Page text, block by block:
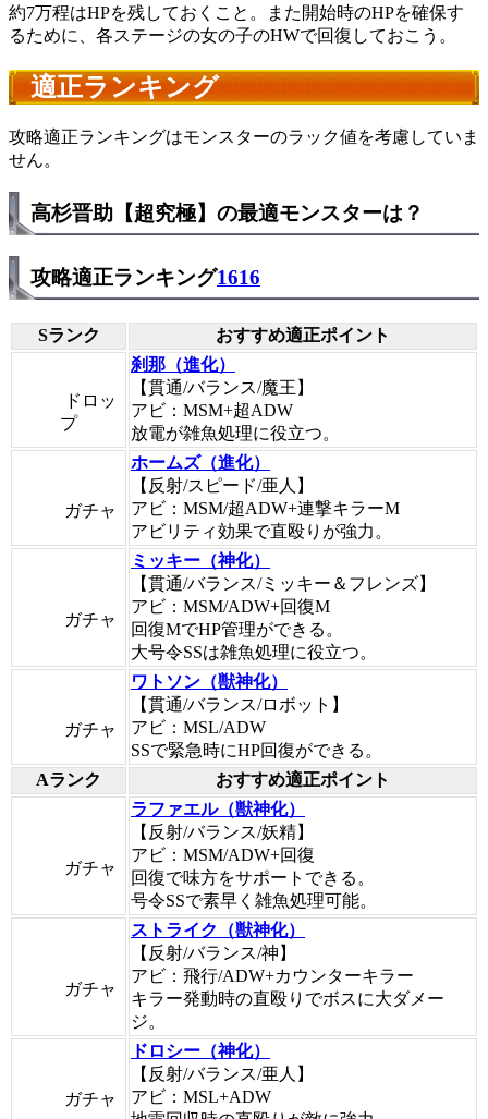
約7万程はHPを残しておくこと。また開始時のHPを確保す
るために、各ステージの女の子のHWで回復しておこう。
適正ランキング
攻略適正ランキングはモンスターのラック値を考慮していま
せん。
高杉晋助【超究極】の最適モンスターは？
攻略適正ランキング1616
Sランク おすすめ適正ポイント
ドロッ
プ
刹那（進化）
【貫通/バランス/魔王】
アビ：MSM+超ADW
放電が雑魚処理に役立つ。
ガチャ
ホームズ（進化）
【反射/スピード/亜人】
アビ：MSM/超ADW+連撃キラーM
アビリティ効果で直殴りが強力。
ガチャ
ミッキー（神化）
【貫通/バランス/ミッキー＆フレンズ】
アビ：MSM/ADW+回復M
回復MでHP管理ができる。
大号令SSは雑魚処理に役立つ。
ガチャ
ワトソン（獣神化）
【貫通/バランス/ロボット】
アビ：MSL/ADW
SSで緊急時にHP回復ができる。
Aランク
おすすめ適正ポイント
ガチャ
ラファエル（獣神化）
【反射/バランス/妖精】
アビ：MSM/ADW+回復
回復で味方をサポートできる。
号令SSで素早く雑魚処理可能。
ガチャ
ストライク（獣神化）
【反射/バランス/神】
アビ：飛行/ADW+カウンターキラー
キラー発動時の直殴りでボスに大ダメー
ジ。
ガチャ
ドロシー（神化）
【反射/バランス/亜人】
アビ：MSL+ADW